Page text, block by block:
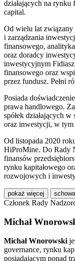
działających na
capital.
Od wielu lat związany
i zarządzania
finansowego,
oraz doradcy
inwestycyjnym
finansowego oraz
przez fundusz. Pełni
Posiada
prawa handlowego.
spółek działających
oraz inwestycji, w tym
Od listopada 2020
HiProMine. Do Rady
finansów
rynku kapitałowego
rozwojowych i
pokaż więcej
Członek Rady
Michał
Michał Wnorowski
governance, rynku
posiadającym ponad